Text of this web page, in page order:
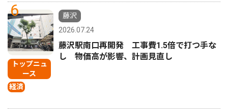
6
トップニュ
ース
経済
藤沢
2026.07.24
藤沢駅南口再開発 工事費1.5倍で打つ手な
し 物価高が影響、計画見直し